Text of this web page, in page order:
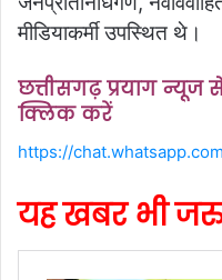
मीडियाकर्मी उपस्थित थे।
छत्तीसगढ़ प्रयाग
क्लिक करें
https://
यह खबर भी